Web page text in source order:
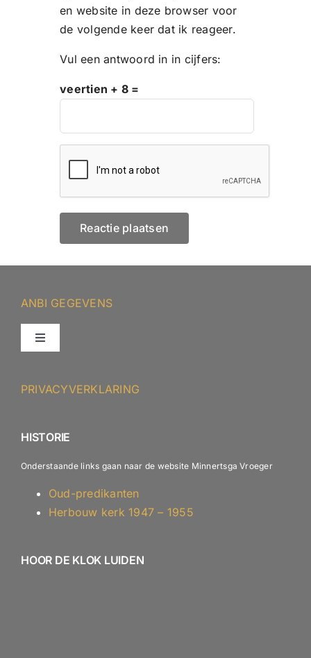
en website in deze browser voor
de volgende keer dat ik reageer.
Vul een antwoord in in cijfers:
veertien + 8 =
ANBI GEGEVENS
Toggle
PRIVACYVERKLARING
HISTORIE
Onderstaande links gaan naar de website Minnertsga Vroeger
Oud-predikanten
Herbouw kerk 1947 – 1955
HOOR DE KLOK LUIDEN